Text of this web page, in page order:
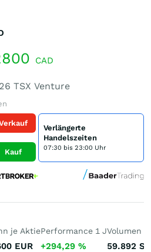
CAD
TSX Venture
Kauf
Verlängerte
Handelszeiten
07:30 bis 23:00 Uhr
je Aktie
EUR
Performance 1 J
+294,29 %
Volumen
59.892 St.